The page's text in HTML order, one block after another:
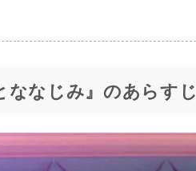
ななじみ』のあらすじ